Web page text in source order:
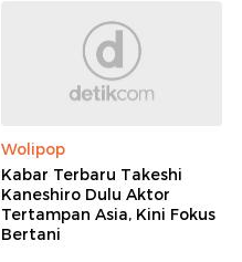
Wolipop
Kabar Terbaru Takeshi
Kaneshiro Dulu Aktor
Tertampan Asia, Kini Fokus
Bertani